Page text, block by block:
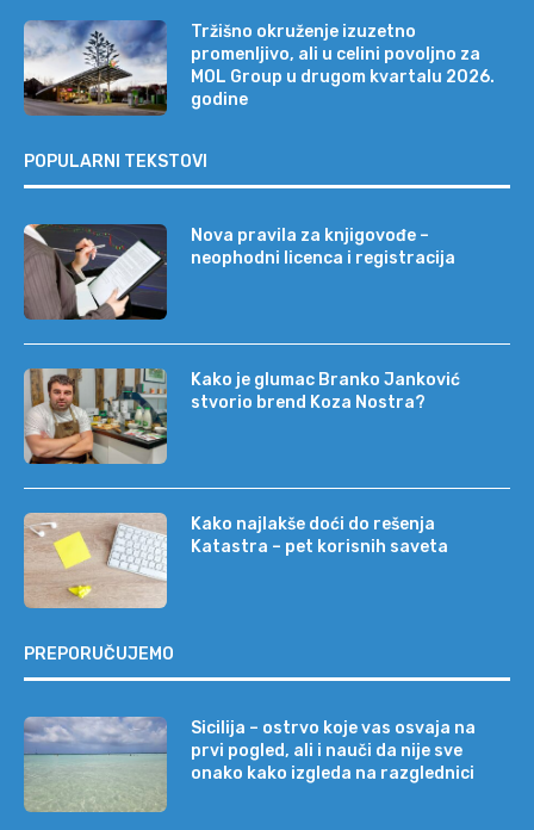
Tržišno okruženje izuzetno
promenljivo, ali u celini povoljno za
MOL Group u drugom kvartalu 2026.
godine
POPULARNI TEKSTOVI
Nova pravila za knjigovođe –
neophodni licenca i registracija
Kako je glumac Branko Janković
stvorio brend Koza Nostra?
Kako najlakše doći do rešenja
Katastra – pet korisnih saveta
PREPORUČUJEMO
Sicilija – ostrvo koje vas osvaja na
prvi pogled, ali i nauči da nije sve
onako kako izgleda na razglednici